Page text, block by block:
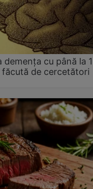
cu până la
de cercetători